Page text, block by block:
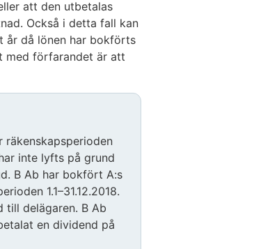
att den utbetalas
Också i detta fall kan
år då lönen har bokförts
med förfarandet är att
räkenskapsperioden
inte lyfts på grund
B Ab har bokfört A:s
1.1–31.12.2018.
till delägaren. B Ab
en dividend på